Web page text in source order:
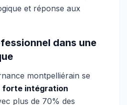
et réponse aux
dans une
montpelliérain se
forte intégration
plus de 70% des